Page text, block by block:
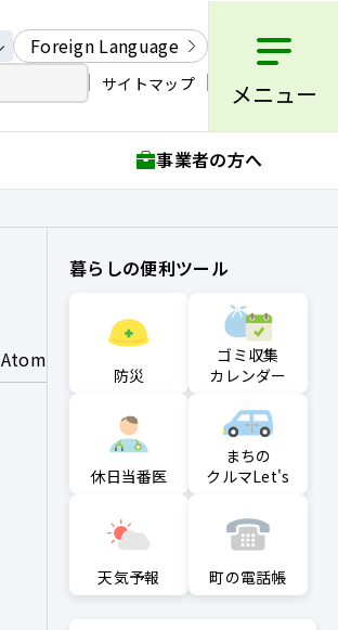
Foreign Language
サイトマップ メニュー
事業者の方へ
Atom
暮らしの便利ツール
防災
ゴミ収集
カレンダー
休日当番医
まちの
クルマLet's
天気予報 町の電話帳